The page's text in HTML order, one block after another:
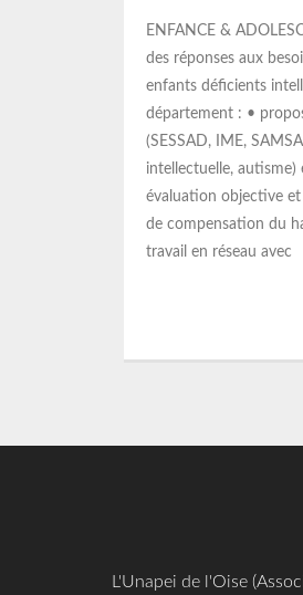
ENFANCE &
des réponses aux
enfants déficients
département : •
(SESSAD, IME,
intellectuelle, autisme)
évaluation objective
de compensation du
travail en réseau avec
L'Unapei de l'Oise